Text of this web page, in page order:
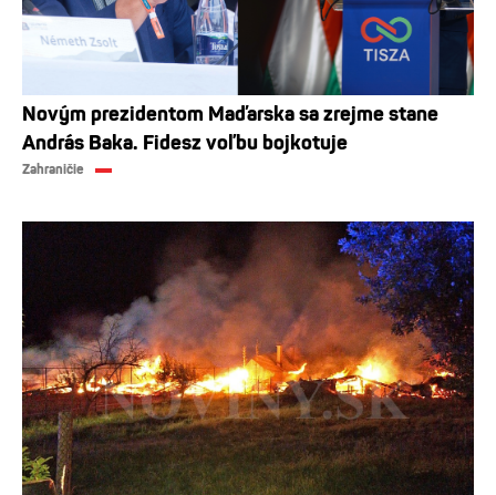
Novým prezidentom Maďarska sa zrejme stane
András Baka. Fidesz voľbu bojkotuje
Zahraničie